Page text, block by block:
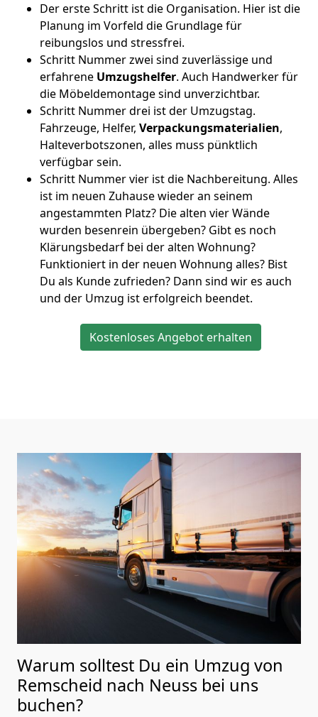
Der erste Schritt ist die Organisation. Hier ist die
Planung im Vorfeld die Grundlage für
reibungslos und stressfrei.
Schritt Nummer zwei sind zuverlässige und
erfahrene Umzugshelfer. Auch Handwerker für
die Möbeldemontage sind unverzichtbar.
Schritt Nummer drei ist der Umzugstag.
Fahrzeuge, Helfer, Verpackungsmaterialien,
Halteverbotszonen, alles muss pünktlich
verfügbar sein.
Schritt Nummer vier ist die Nachbereitung. Alles
ist im neuen Zuhause wieder an seinem
angestammten Platz? Die alten vier Wände
wurden besenrein übergeben? Gibt es noch
Klärungsbedarf bei der alten Wohnung?
Funktioniert in der neuen Wohnung alles? Bist
Du als Kunde zufrieden? Dann sind wir es auch
und der Umzug ist erfolgreich beendet.
Kostenloses Angebot erhalten
Warum solltest Du ein Umzug von
Remscheid nach Neuss bei uns
buchen?